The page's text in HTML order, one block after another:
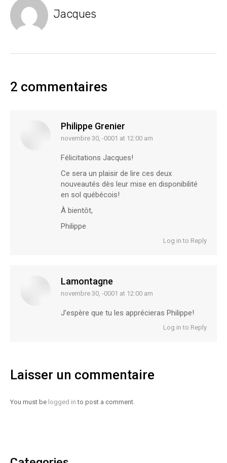
Jacques
2 commentaires
Philippe Grenier
says:
novembre 30, -0001 at 12:00 am
Félicitations Jacques!
Ce sera un plaisir de lire ces deux
nouveautés dès leur mise en disponibilité
en sol québécois!
À bientôt,
Philippe
Log in to Reply
Lamontagne
says:
novembre 30, -0001 at 12:00 am
J’espère que tu les apprécieras Philippe!
Log in to Reply
Laisser un commentaire
You must be logged in to post a comment.